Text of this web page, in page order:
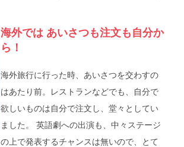
海外では あいさつも注文も自分か
ら！
海外旅行に行った時、あいさつを交わすの
はあたり前。レストランなどでも、自分で
欲しいものは自分で注文し、堂々としてい
ました。 英語劇への出演も、中々ステージ
の上で発表するチャンスは無いので、とて